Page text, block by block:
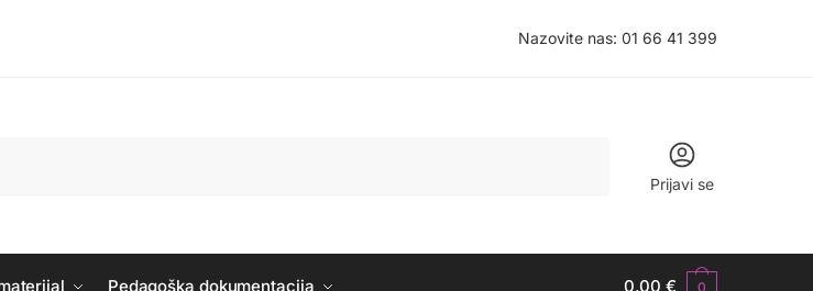
Nazovite nas: 01 66 41 399
Prijavi se
Pedagoška dokumentacija 0,00€ 0